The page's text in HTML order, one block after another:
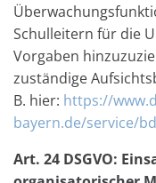
Schulleitern für die
Vorgaben
zuständige
B. hier: https://
bayern.de/service/
Art. 24 DSGVO: